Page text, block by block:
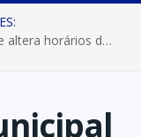
Prefeitura de Portel prorroga inscrições e altera horários dos concursos “Musa” e “Miss Mix Verão 2026”